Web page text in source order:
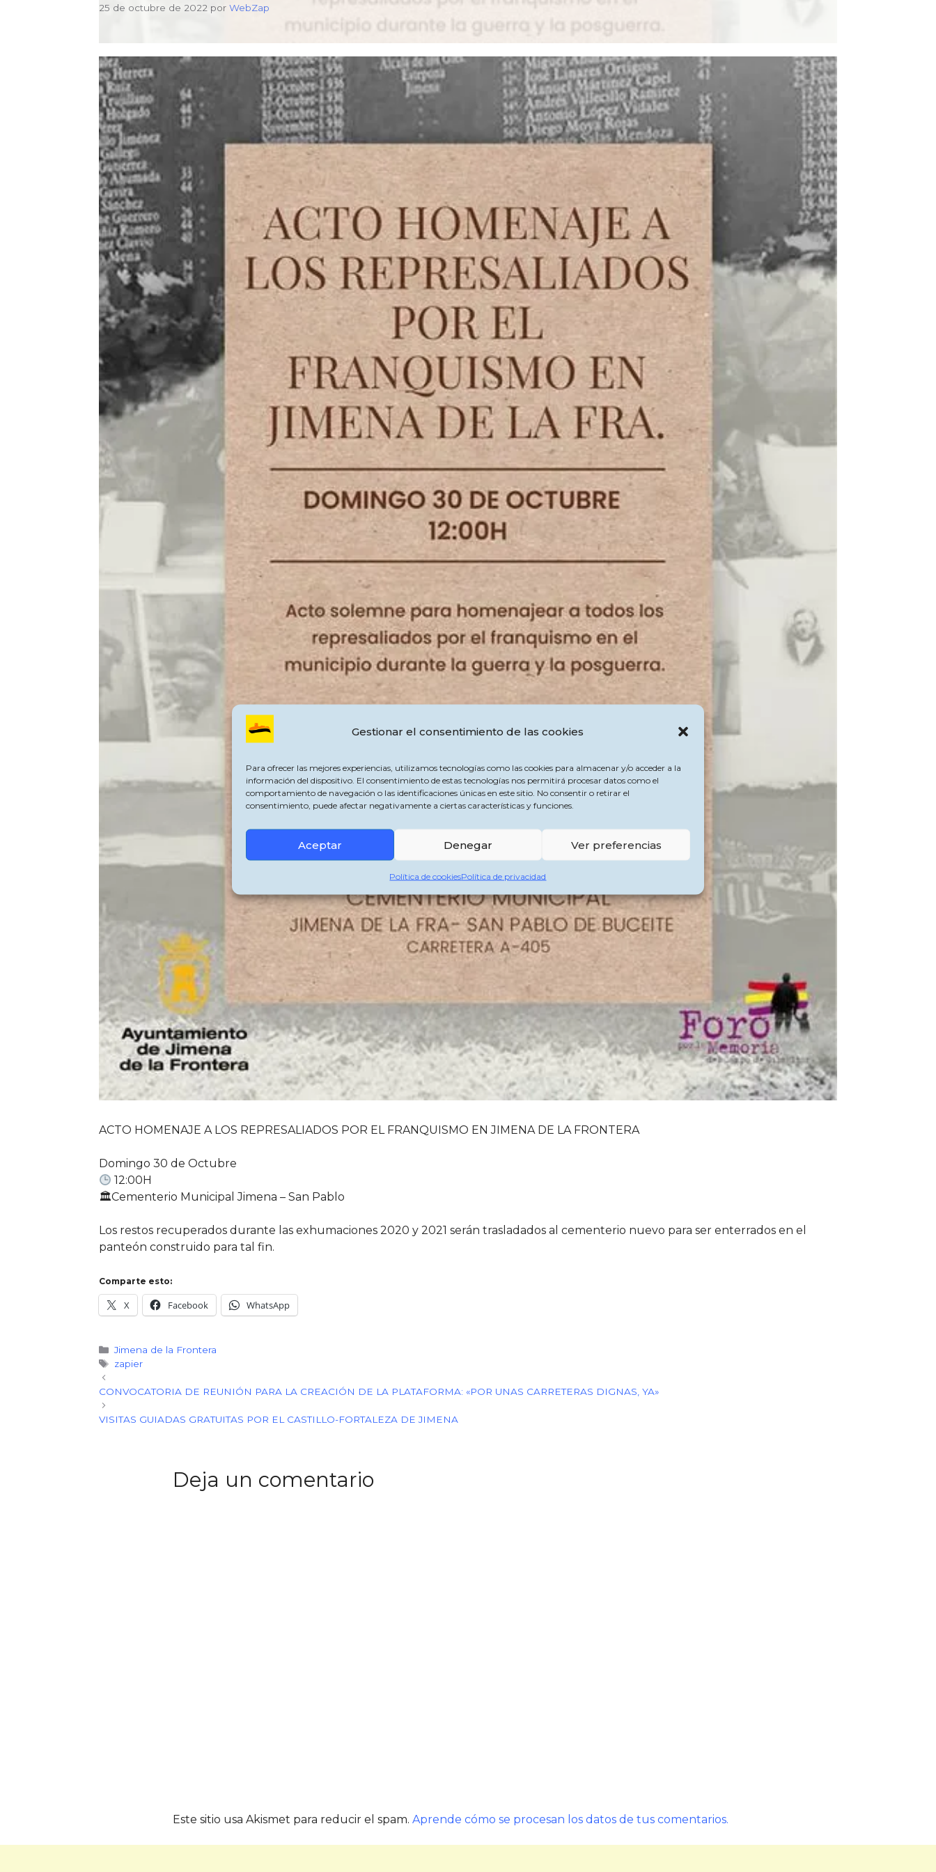
Gestionar el consentimiento de las cookies
Para ofrecer las mejores experiencias, utilizamos tecnologías como las cookies para almacenar y/o acceder a la
información del dispositivo. El consentimiento de estas tecnologías nos permitirá procesar datos como el
comportamiento de navegación o las identificaciones únicas en este sitio. No consentir o retirar el
consentimiento, puede afectar negativamente a ciertas características y funciones.
Aceptar Denegar Ver preferencias
Política de cookiesPolítica de privacidad
25 de octubre de 2022 por WebZap
ACTO HOMENAJE A LOS REPRESALIADOS POR EL FRANQUISMO EN JIMENA DE LA FRONTERA
Domingo 30 de Octubre
12:00H
🏛Cementerio Municipal Jimena – San Pablo
Los restos recuperados durante las exhumaciones 2020 y 2021 serán trasladados al cementerio nuevo para ser enterrados en el
panteón construido para tal fin.
Comparte esto:
X Facebook WhatsApp
Categorías
Jimena de la Frontera
Etiquetas
zapier
CONVOCATORIA DE REUNIÓN PARA LA CREACIÓN DE LA PLATAFORMA: «POR UNAS CARRETERAS DIGNAS, YA»
VISITAS GUIADAS GRATUITAS POR EL CASTILLO-FORTALEZA DE JIMENA
Deja un comentario
Este sitio usa Akismet para reducir el spam. Aprende cómo se procesan los datos de tus comentarios.